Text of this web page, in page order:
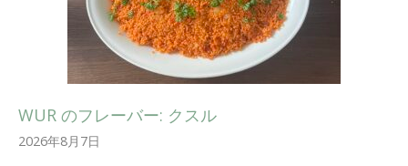
WUR のフレーバー: クスル
2026年8月7日